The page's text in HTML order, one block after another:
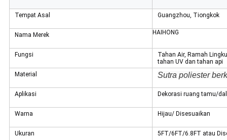
Tempat Asal Guangzhou, Tiongkok
Nama Merek HAIHONG
Fungsi
Tahan Air, Ramah
tahan UV dan tahan api
Material
Sutra poliester
Aplikasi Dekorasi ruang tamu/
Warna Hijau/ Disesuaikan
Ukuran 5FT/6FT/6.8FT atau